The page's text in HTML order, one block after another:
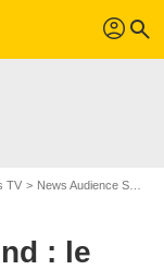
profil search
TV News Audience Séries TV
: le